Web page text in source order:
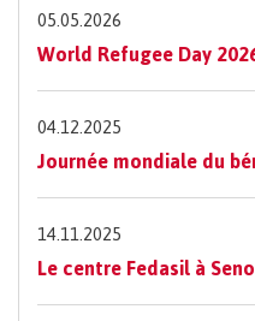
05.05.2026
World Refugee Day
04.12.2025
Journée mondiale du
14.11.2025
Le centre Fedasil à